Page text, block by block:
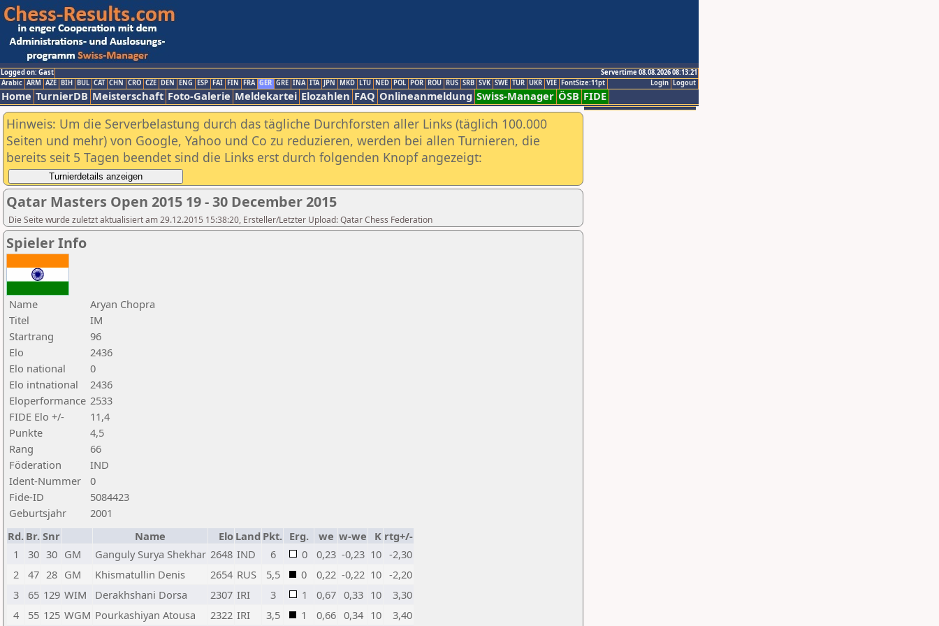
Logged on: Gast
Servertime 08.08.2026 08:13:21
Logout
Login
Arabic ARM AZE BIH BUL CAT CHN CRO CZE DEN ENG ESP FAI FIN FRA GER GRE INA ITA JPN MKD LTU NED POL POR ROU RUS SRB SVK SWE TUR UKR VIE FontSize:11pt
Home TurnierDB Meisterschaft Foto-Galerie Meldekartei Elozahlen FAQ Onlineanmeldung Swiss-Manager ÖSB FIDE
Hinweis: Um die Serverbelastung durch das tägliche Durchforsten aller Links (täglich 100.000
Seiten und mehr) von Google, Yahoo und Co zu reduzieren, werden bei allen Turnieren, die
bereits seit 5 Tagen beendet sind die Links erst durch folgenden Knopf angezeigt:
Qatar Masters Open 2015 19 - 30 December 2015
Die Seite wurde zuletzt aktualisiert am 29.12.2015 15:38:20, Ersteller/Letzter Upload: Qatar Chess Federation
Spieler Info
Name
Aryan Chopra
Titel
IM
Startrang
96
Elo
2436
Elo national
0
Elo intnational
2436
Eloperformance 2533
FIDE Elo +/-
11,4
Punkte
4,5
Rang
66
Föderation
IND
Ident-Nummer
0
Fide-ID
5084423
Geburtsjahr
2001
Rd. Br. Snr Name Elo Land Pkt. Erg. we w-we K rtg+/-
1
30 30 GM Ganguly Surya Shekhar 2648 IND 6 0 0,23 -0,23 10 -2,30
2
47 28 GM Khismatullin Denis 2654 RUS 5,5 0 0,22 -0,22 10 -2,20
3
65 129 WIM Derakhshani Dorsa 2307 IRI 3 1 0,67 0,33 10
3,30
4
55 125 WGM Pourkashiyan Atousa 2322 IRI 3,5 1 0,66 0,34 10 3,40